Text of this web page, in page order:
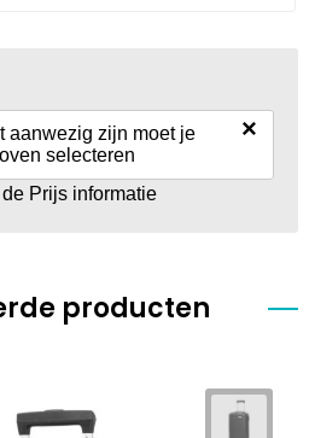
aanwezig zijn moet je
selecteren
×
Prijs informatie
producten